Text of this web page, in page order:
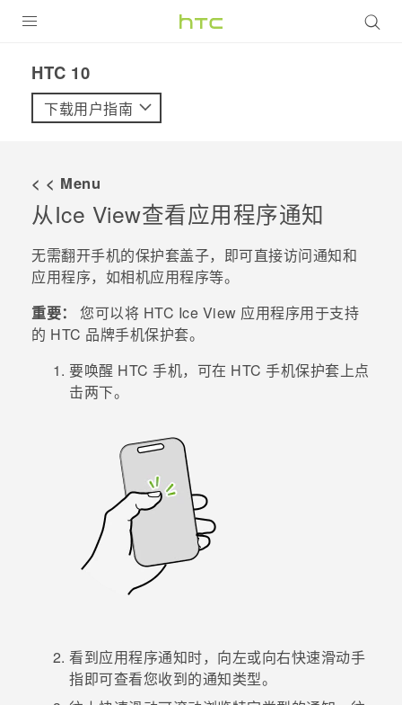
VIVE
支持帮助
在线客服
HTC 10‎
下载用户指南
< < Menu
从Ice View查看应用程序通知
无需翻开手机的保护套盖子，即可直接访问通知和
应用程序，如相机应用程序等。
重要：
您可以将 HTC Ice View 应用程序用于支持
的 HTC 品牌手机保护套。
要唤醒 HTC 手机，可在 HTC 手机保护套上点
击两下。
看到应用程序通知时，向左或向右快速滑动手
指即可查看您收到的通知类型。